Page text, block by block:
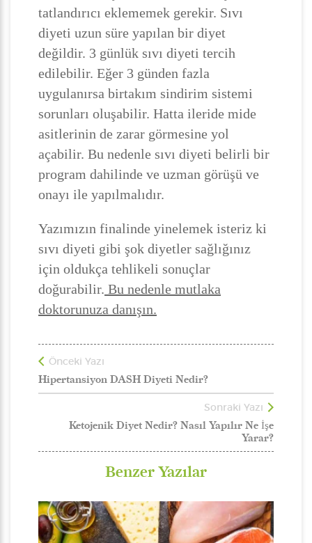
tatlandırıcı eklememek gerekir. Sıvı
diyeti uzun süre yapılan bir diyet
değildir. 3 günlük sıvı diyeti tercih
edilebilir. Eğer 3 günden fazla
uygulanırsa birtakım sindirim sistemi
sorunları oluşabilir. Hatta ileride mide
asitlerinin de zarar görmesine yol
açabilir. Bu nedenle sıvı diyeti belirli bir
program dahilinde ve uzman görüşü ve
onayı ile yapılmalıdır.
Yazımızın finalinde yinelemek isteriz ki
sıvı diyeti gibi şok diyetler sağlığınız
için oldukça tehlikeli sonuçlar
doğurabilir. Bu nedenle mutlaka
doktorunuza danışın.
Önceki Yazı
Hipertansiyon DASH Diyeti Nedir?
Sonraki Yazı
Ketojenik Diyet Nedir? Nasıl Yapılır Ne İşe
Yarar?
Benzer Yazılar